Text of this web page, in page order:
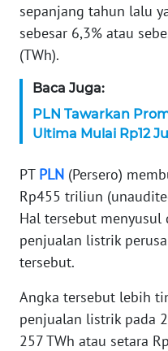
sepanjang tahun lalu
sebesar 6,3% atau
(TWh).
Baca Juga:
PLN Tawarkan
Ultima Mulai Rp12
PT PLN (Persero)
Rp455 triliun
Hal tersebut menyusul
penjualan listrik
tersebut.
Angka tersebut lebih
penjualan listrik pada
257 TWh atau setara
DISCLAIMER
Wahana
News
Regional
WN
SUMUT
JAKARTA
WN
JABAR
WN
BANTEN